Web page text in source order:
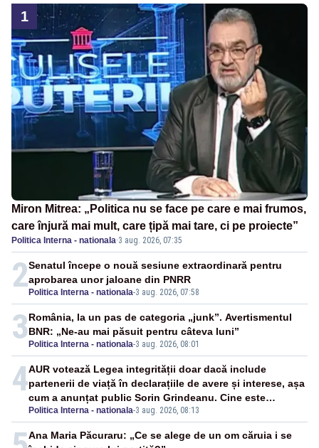
1
Miron Mitrea: „Politica nu se face pe care e mai frumos,
care înjură mai mult, care țipă mai tare, ci pe proiecte”
Politica Interna - nationala·3 aug. 2026, 07:35
2 Politica Interna - nationala-3 aug. 2026, 07:58
Senatul începe o nouă sesiune extraordinară pentru
aprobarea unor jaloane din PNRR
3 Politica Interna - nationala-3 aug. 2026, 08:01
România, la un pas de categoria „junk”. Avertismentul
BNR: „Ne-au mai păsuit pentru câteva luni”
4
Politica Interna - nationala-3 aug. 2026, 08:13
AUR votează Legea integrității doar dacă include
partenerii de viață în declarațiile de avere și interese, așa
cum a anunțat public Sorin Grindeanu. Cine este
incompatibil sau în conflict de interese trebuie să plece
din funcție: fără excepții!
Ana Maria Păcuraru: „Ce se alege de un om căruia i se